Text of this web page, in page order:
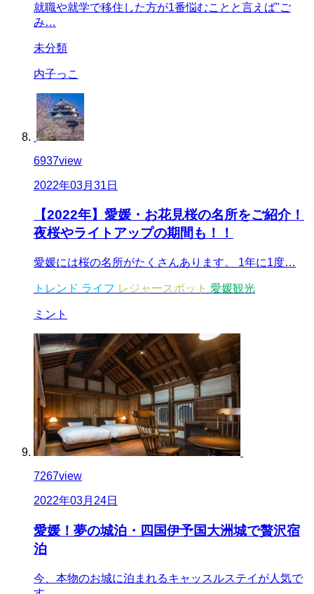
就職や就学で移住した方が1番悩むことと言えば"ご
み…
未分類
内子っこ
6937view
2022年03月31日
【2022年】愛媛・お花見桜の名所をご紹介！
夜桜やライトアップの期間も！！
愛媛には桜の名所がたくさんあります。 1年に1度…
トレンド ライフ レジャースポット 愛媛観光
ミント
7267view
2022年03月24日
愛媛！夢の城泊・四国伊予国大洲城で贅沢宿
泊
今、本物のお城に泊まれるキャッスルステイが人気で